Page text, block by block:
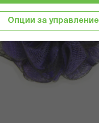
Опции за управление